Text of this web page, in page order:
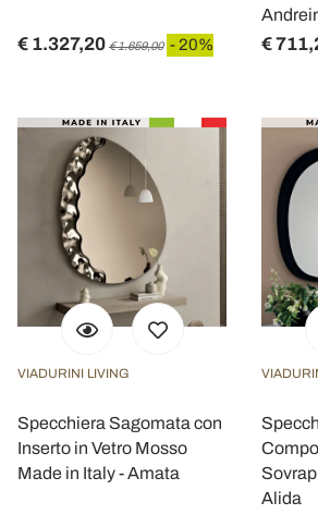
€ 1.327,20 € 1.659,00 - 20% €
VIADURINI LIVING
Specchiera Sagomata con
Inserto in Vetro Mosso
Made in Italy - Amata
Alida